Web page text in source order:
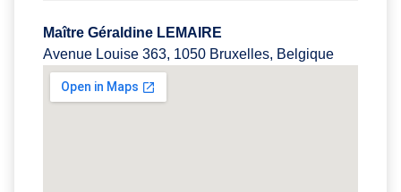
Maître Géraldine LEMAIRE
Avenue Louise 363, 1050 Bruxelles, Belgique